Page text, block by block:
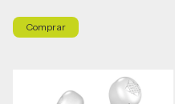
Comprar